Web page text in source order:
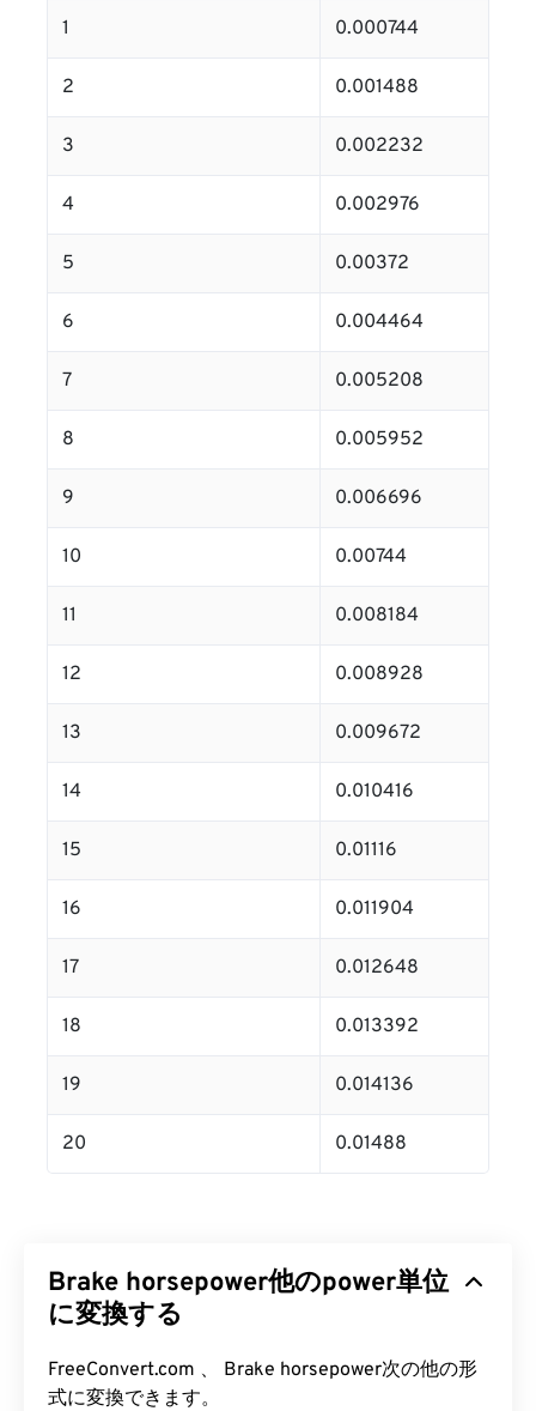
1 0.000744
2 0.001488
3 0.002232
4 0.002976
5 0.00372
6 0.004464
7 0.005208
8 0.005952
9 0.006696
10 0.00744
11 0.008184
12 0.008928
13 0.009672
14 0.010416
15 0.01116
16 0.011904
17 0.012648
18 0.013392
19 0.014136
20 0.01488
Brake horsepower他のpower単位
に変換する
FreeConvert.com 、 Brake horsepower次の他の形
式に変換できます。